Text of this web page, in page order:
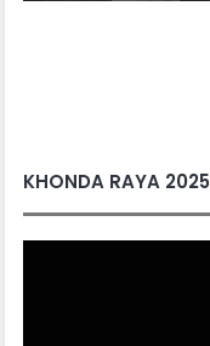
KHONDA RAYA 2025